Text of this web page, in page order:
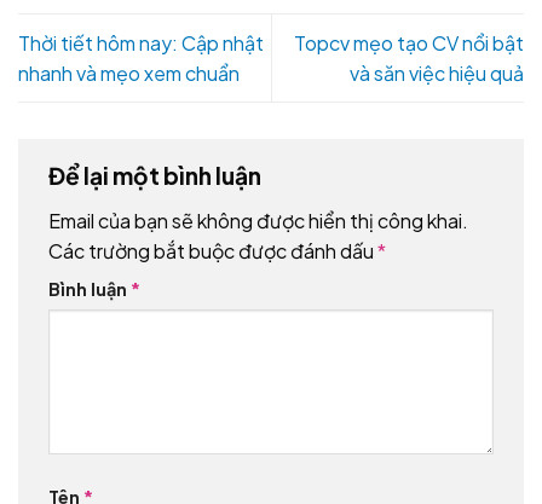
Thời tiết hôm nay: Cập nhật
nhanh và mẹo xem chuẩn
Topcv mẹo tạo CV nổi bật
và săn việc hiệu quả
Để lại một bình luận
Email của bạn sẽ không được hiển thị công khai.
Các trường bắt buộc được đánh dấu*
Bình luận *
Tên *